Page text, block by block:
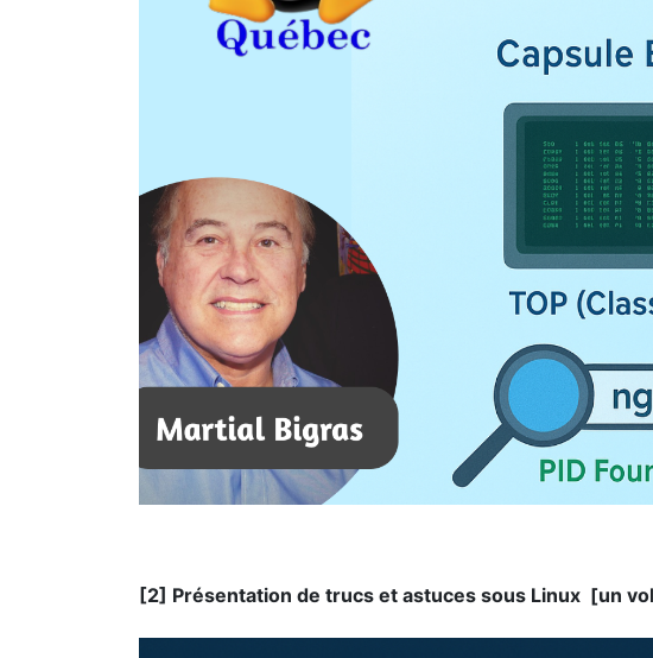
[2] Présentation de trucs et astuces sous Linux [un